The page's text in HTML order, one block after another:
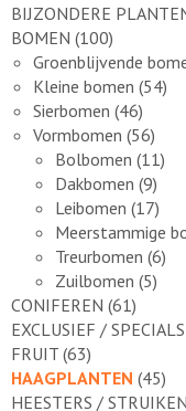
BIJZONDERE
BOMEN (100)
Groenblijvende
Kleine bomen (54)
Sierbomen (46)
Vormbomen (56)
Bolbomen (11)
Dakbomen (9)
Leibomen (17)
Meerstammige
Treurbomen (6)
Zuilbomen (5)
CONIFEREN (61)
EXCLUSIEF / SPECIALS
FRUIT (63)
HAAGPLANTEN (45)
HEESTERS / STRUIKEN